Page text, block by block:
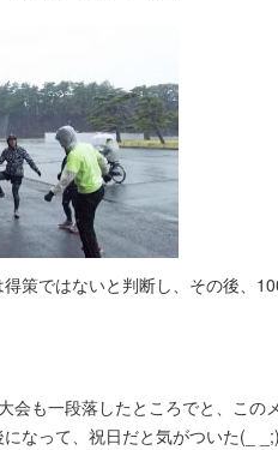
策ではないと判断し、その後、
会も一段落したところでと、この
なって、祝日だと気がついた(_